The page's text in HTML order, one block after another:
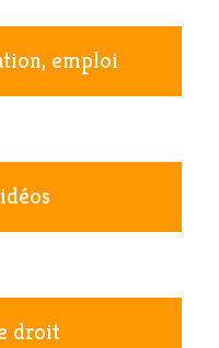
emploi
droit